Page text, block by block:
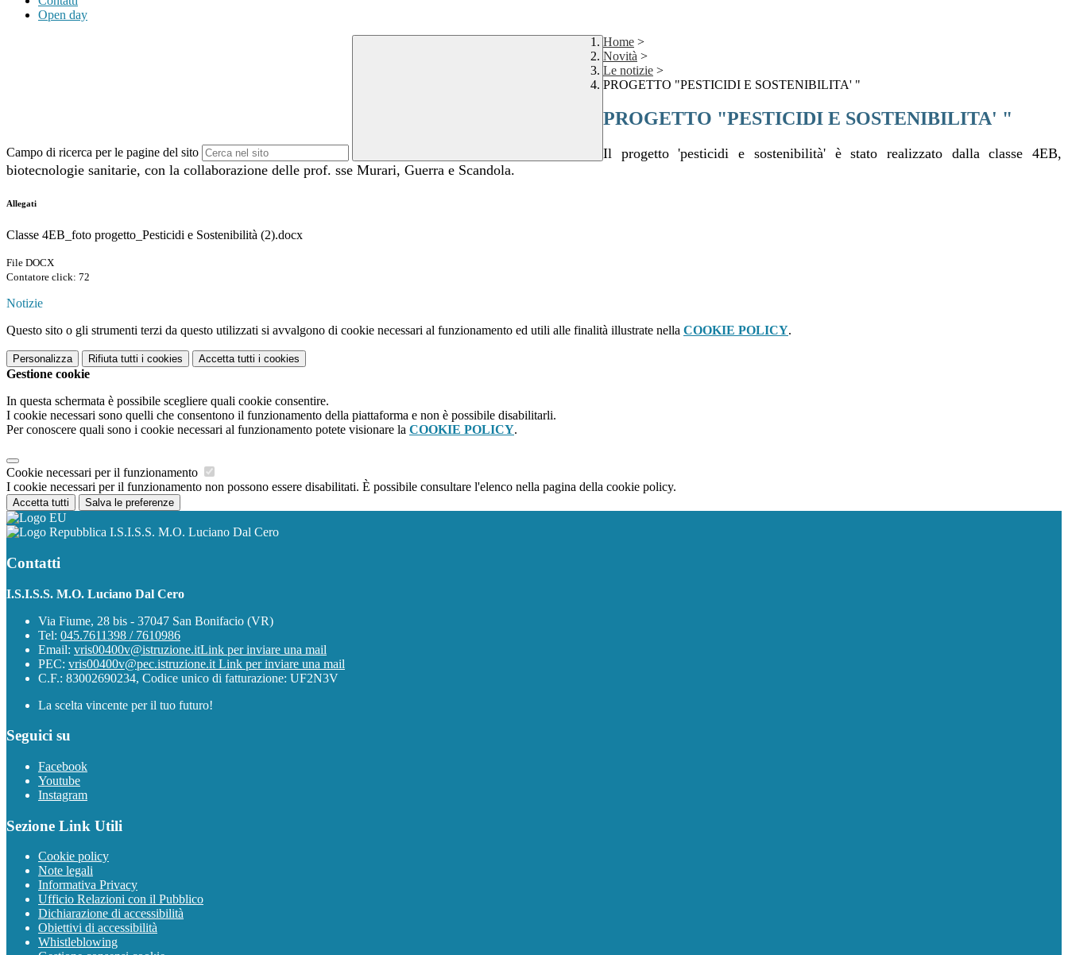
Open day
Campo di ricerca per le pagine del sito
Home >
Novità >
Le notizie >
PROGETTO "PESTICIDI E SOSTENIBILITA' "
PROGETTO "PESTICIDI E SOSTENIBILITA' "
Il progetto 'pesticidi e sostenibilità' è stato realizzato dalla classe 4EB,
biotecnologie sanitarie, con la collaborazione delle prof. sse Murari, Guerra e Scandola.
Allegati
Classe 4EB_foto progetto_Pesticidi e Sostenibilità (2).docx
File DOCX
Contatore click: 72
Notizie
Questo sito o gli strumenti terzi da questo utilizzati si avvalgono di cookie necessari al funzionamento ed utili alle finalità illustrate nella COOKIE POLICY.
Personalizza Rifiuta tutti i cookies Accetta tutti i cookies
Gestione cookie
In questa schermata è possibile scegliere quali cookie consentire.
I cookie necessari sono quelli che consentono il funzionamento della piattaforma e non è possibile disabilitarli.
Per conoscere quali sono i cookie necessari al funzionamento potete visionare la COOKIE POLICY.
Cookie necessari per il funzionamento
I cookie necessari per il funzionamento non possono essere disabilitati. È possibile consultare l'elenco nella pagina della cookie policy.
Accetta tutti Salva le preferenze
I.S.I.S.S. M.O. Luciano Dal Cero
Contatti
I.S.I.S.S. M.O. Luciano Dal Cero
Via Fiume, 28 bis - 37047 San Bonifacio (VR)
Tel: 045.7611398 / 7610986
Email: vris00400v@istruzione.itLink per inviare una mail
PEC: vris00400v@pec.istruzione.it Link per inviare una mail
C.F.: 83002690234, Codice unico di fatturazione: UF2N3V
La scelta vincente per il tuo futuro!
Seguici su
Facebook
Youtube
Instagram
Sezione Link Utili
Cookie policy
Note legali
Informativa Privacy
Ufficio Relazioni con il Pubblico
Dichiarazione di accessibilità
Obiettivi di accessibilità
Whistleblowing